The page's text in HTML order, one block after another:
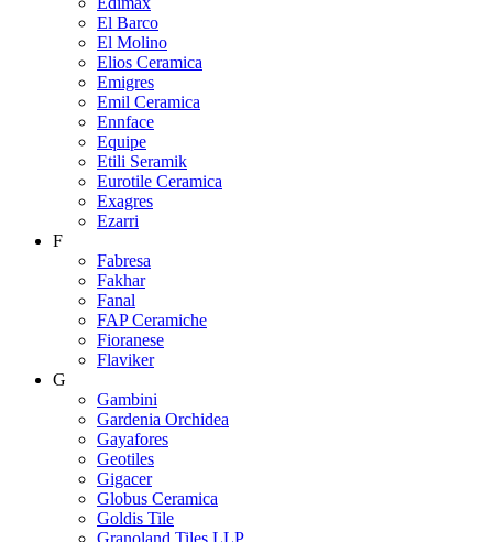
El Barco
El Molino
Elios Ceramica
Emigres
Emil Ceramica
Ennface
Equipe
Etili Seramik
Eurotile Ceramica
Exagres
Ezarri
F
Fabresa
Fakhar
Fanal
FAP Ceramiche
Fioranese
Flaviker
G
Gambini
Gardenia Orchidea
Gayafores
Geotiles
Gigacer
Globus Ceramica
Goldis Tile
Granoland Tiles LLP